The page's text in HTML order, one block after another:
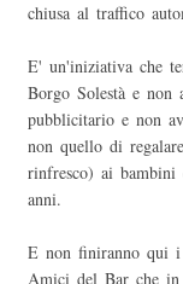
chiusa al traffico
E' un'iniziativa che
Borgo Solestà e non
pubblicitario e non
non quello di
rinfresco) ai
anni.
E non finiranno qui i
Amici del Bar che in